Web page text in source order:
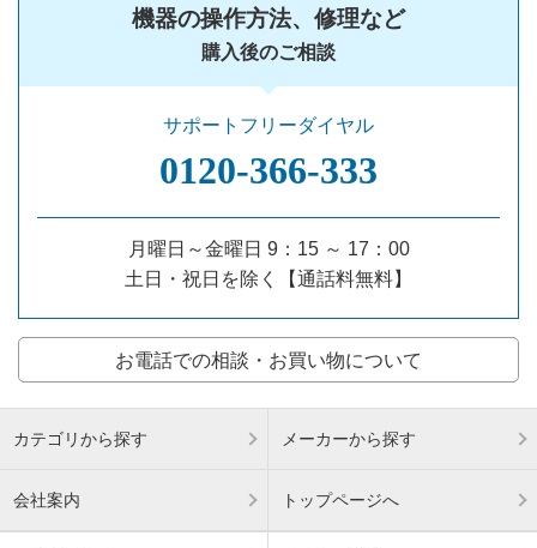
機器の操作方法、修理など
購入後のご相談
サポートフリーダイヤル
0120‐366‐333
月曜日～金曜日 9：15 ～ 17：00
土日・祝日を除く【通話料無料】
お電話での相談・お買い物について
カテゴリから探す メーカーから探す
会社案内 トップページへ